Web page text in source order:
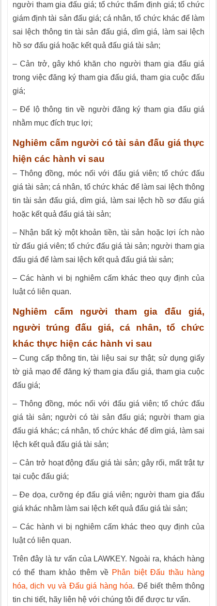
người tham gia đấu giá; tổ chức thẩm định giá; tổ chức
giám định tài sản đấu giá; cá nhân, tổ chức khác để làm
sai lệch thông tin tài sản đấu giá, dìm giá, làm sai lệch
hồ sơ đấu giá hoặc kết quả đấu giá tài sản;
– Cản trở, gây khó khăn cho người tham gia đấu giá
trong việc đăng ký tham gia đấu giá, tham gia cuộc đấu
giá;
– Để lộ thông tin về người đăng ký tham gia đấu giá
nhằm mục đích trục lợi;
Nghiêm cấm người có tài sản đấu giá thực
hiện các hành vi sau
– Thông đồng, móc nối với đấu giá viên; tổ chức đấu
giá tài sản; cá nhân, tổ chức khác để làm sai lệch thông
tin tài sản đấu giá, dìm giá, làm sai lệch hồ sơ đấu giá
hoặc kết quả đấu giá tài sản;
– Nhận bất kỳ một khoản tiền, tài sản hoặc lợi ích nào
từ đấu giá viên; tổ chức đấu giá tài sản; người tham gia
đấu giá để làm sai lệch kết quả đấu giá tài sản;
– Các hành vi bị nghiêm cấm khác theo quy định của
luật có liên quan.
Nghiêm cấm người tham gia đấu giá,
người trúng đấu giá, cá nhân, tổ chức
khác thực hiện các hành vi sau
– Cung cấp thông tin, tài liệu sai sự thật; sử dụng giấy
tờ giả mạo để đăng ký tham gia đấu giá, tham gia cuộc
đấu giá;
– Thông đồng, móc nối với đấu giá viên; tổ chức đấu
giá tài sản; người có tài sản đấu giá; người tham gia
đấu giá khác; cá nhân, tổ chức khác để dìm giá, làm sai
lệch kết quả đấu giá tài sản;
– Cản trở hoạt động đấu giá tài sản; gây rối, mất trật tự
tại cuộc đấu giá;
– Đe dọa, cưỡng ép đấu giá viên; người tham gia đấu
giá khác nhằm làm sai lệch kết quả đấu giá tài sản;
– Các hành vi bị nghiêm cấm khác theo quy định của
luật có liên quan.
Trên đây là tư vấn của LAWKEY. Ngoài ra, khách hàng
có thể tham khảo thêm về Phân biệt Đấu thầu hàng
hóa, dịch vụ và Đấu giá hàng hóa. Để biết thêm thông
tin chi tiết, hãy liên hệ với chúng tôi để được tư vấn.